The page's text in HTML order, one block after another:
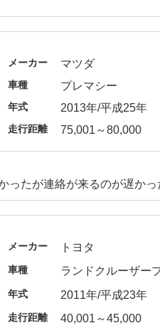
メーカー マツダ
車種 プレマシー
年式 2013年/平成25年
走行距離 75,001～80,000
ったが連絡が来るのが遅かっ
メーカー トヨタ
車種 ランドクルーザー
年式 2011年/平成23年
走行距離 40,001～45,000